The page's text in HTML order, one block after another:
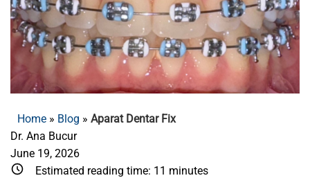
Home » Blog » Aparat Dentar Fix
Dr. Ana Bucur
June 19, 2026
Estimated reading time: 11 minutes